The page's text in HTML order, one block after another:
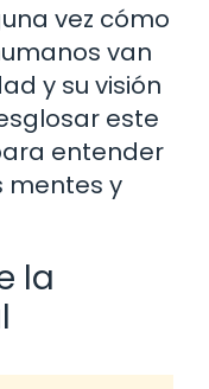
vez cómo
van
y su visión
este
entender
mentes y
la